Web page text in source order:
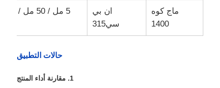
ماج كوه
1400
ان بي
سي315
حالات التطبيق
1. مقارنة أداء المنتج